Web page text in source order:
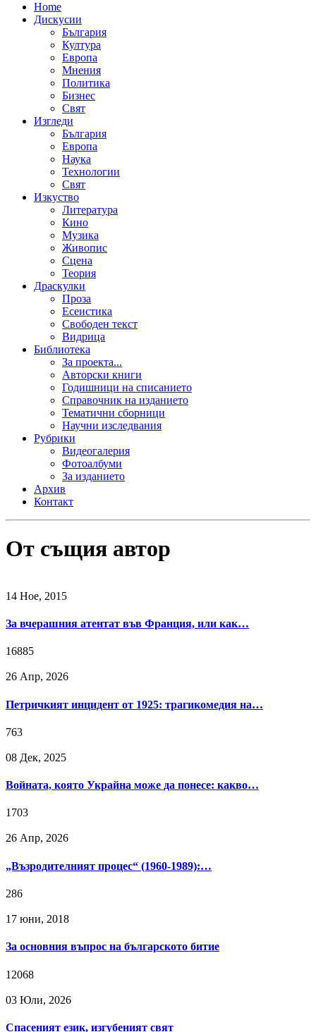
Home
Дискусии
България
Култура
Европа
Мнения
Политика
Бизнес
Свят
Изгледи
България
Европа
Наука
Технологии
Свят
Изкуство
Литература
Кино
Музика
Живопис
Сцена
Теория
Драскулки
Проза
Есеистика
Свободен текст
Видрица
Библиотека
За проекта...
Авторски книги
Годишници на списанието
Справочник на изданието
Тематични сборници
Научни изследвания
Рубрики
Видеогалерия
Фотоалбуми
За изданието
Архив
Контакт
От същия автор
14 Ное, 2015
За вчерашния атентат във Франция, или как…
16885
26 Апр, 2026
Петричкият инцидент от 1925: трагикомедия на…
763
08 Дек, 2025
Войната, която Украйна може да понесе: какво…
1703
26 Апр, 2026
„Възродителният процес“ (1960-1989):…
286
17 юни, 2018
За основния въпрос на българското битие
12068
03 Юли, 2026
Спасеният език, изгубеният свят